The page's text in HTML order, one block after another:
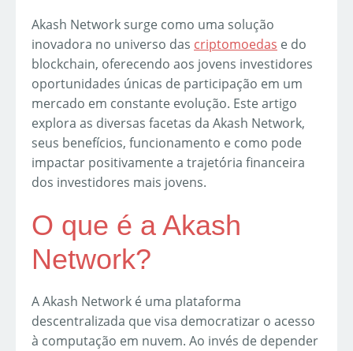
Akash Network surge como uma solução
inovadora no universo das criptomoedas e do
blockchain, oferecendo aos jovens investidores
oportunidades únicas de participação em um
mercado em constante evolução. Este artigo
explora as diversas facetas da Akash Network,
seus benefícios, funcionamento e como pode
impactar positivamente a trajetória financeira
dos investidores mais jovens.
O que é a Akash
Network?
A Akash Network é uma plataforma
descentralizada que visa democratizar o acesso
à computação em nuvem. Ao invés de depender